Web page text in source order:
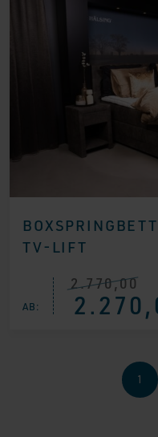
TV-LIFT
AB:
2.770,00
Ursprünglicher
Preis
war:
Aktueller
Preis
ist:
1